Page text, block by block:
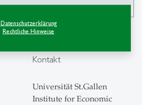
Datenschutzerklärung
Rechtliche Hinweise
Kontakt
Universität St.Gallen
Institute for Economic